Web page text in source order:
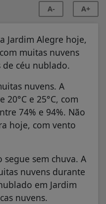
A- A+
Jardim Alegre hoje,
muitas nuvens
céu nublado.
nuvens. A
e 25°C, com
74% e 94%. Não
hoje, com vento
sem chuva. A
nuvens durante
em Jardim
nuvens.